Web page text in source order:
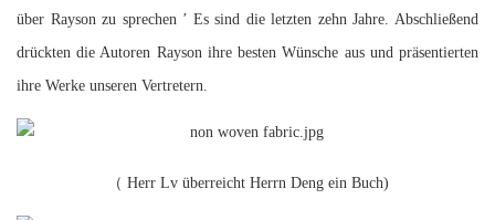
über Rayson zu sprechen ’ Es sind die letzten zehn Jahre. Abschließend
drückten die Autoren Rayson ihre besten Wünsche aus und präsentierten
ihre Werke unseren Vertretern.
（ Herr Lv überreicht Herrn Deng ein Buch)